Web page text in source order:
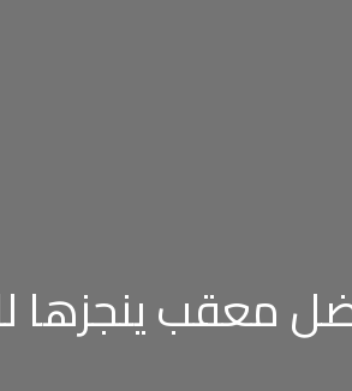
ينجزها لك